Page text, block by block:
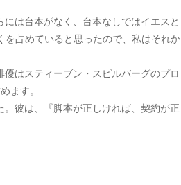
は台本がなく、台本なしではイエスと
を占めていると思ったので、私はそれか
はスティーブン・スピルバーグのプロ
ます。
彼は、『脚本が正しければ、契約が正